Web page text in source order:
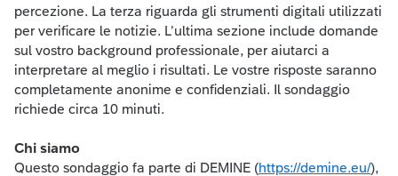
percezione. La terza riguarda gli strumenti digitali utilizzati
per verificare le notizie. L’ultima sezione include domande
sul vostro background professionale, per aiutarci a
interpretare al meglio i risultati. Le vostre risposte saranno
completamente anonime e confidenziali. Il sondaggio
richiede circa 10 minuti.
Chi siamo
Questo sondaggio fa parte di DEMINE (https://demine.eu/),